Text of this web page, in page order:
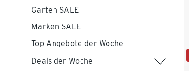
Garten SALE
Marken SALE
Top Angebote der Woche
Deals der Woche